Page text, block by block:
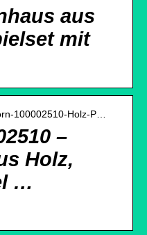
aus
mit
100002510-Holz-P…
–
Holz,
…